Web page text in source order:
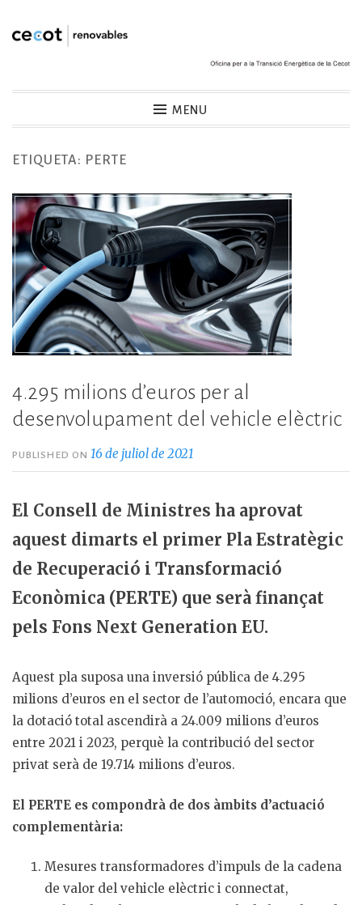
Skip
Cecot Renovables
MENU
ETIQUETA: PERTE
4.295 milions d’euros per al
desenvolupament del vehicle elèctric
PUBLISHED ON16 de juliol de 2021
El Consell de Ministres ha aprovat
aquest dimarts el primer Pla Estratègic
de Recuperació i Transformació
Econòmica (PERTE) que serà finançat
pels Fons Next Generation EU.
Aquest pla suposa una inversió pública de 4.295
milions d’euros en el sector de l’automoció, encara que
la dotació total ascendirà a 24.009 milions d’euros
entre 2021 i 2023, perquè la contribució del sector
privat serà de 19.714 milions d’euros.
El PERTE es compondrà de dos àmbits d’actuació
complementària:
Mesures transformadores d’impuls de la cadena
de valor del vehicle elèctric i connectat,